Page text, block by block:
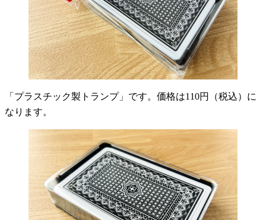
「プラスチック製トランプ」です。価格は110円（税込）に
なります。